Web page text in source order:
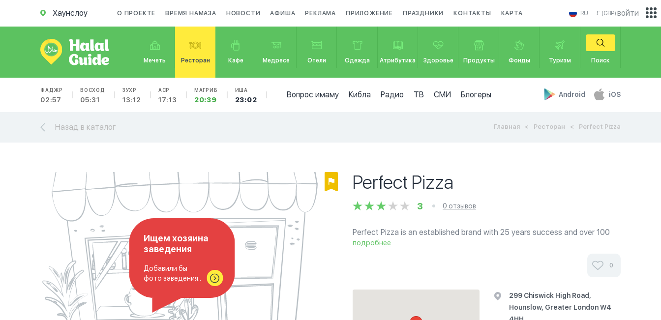
Хаунслоу О ПРОЕКТЕ ВРЕМЯ НАМАЗА НОВОСТИ АФИША РЕКЛАМА ПРИЛОЖЕНИЕ ПРАЗДНИКИ КОНТАКТЫ КАРТА RU £ (GBP)
Мечеть Ресторан Кафе Медресе Отели Одежда Атрибутика Здоровье Продукты Фонды Туризм Поиск
ФАДЖР
02:57
ВОСХОД
05:31
ЗУХР
13:12
АСР
17:13
МАГРИБ
20:39
ИША
23:02
Вопрос имаму Кибла Радио ТВ СМИ Блогеры Android iOS
войти
Назад в каталог Главная Ресторан Perfect Pizza
Ищем хозяина
заведения
Добавили бы
фото заведения..
Perfect Pizza
3 0 отзывов
Perfect Pizza is an established brand with 25 years success and over 100
stores nationwide.
подробнее
0
299 Chiswick High Road,
Hounslow, Greater London W4